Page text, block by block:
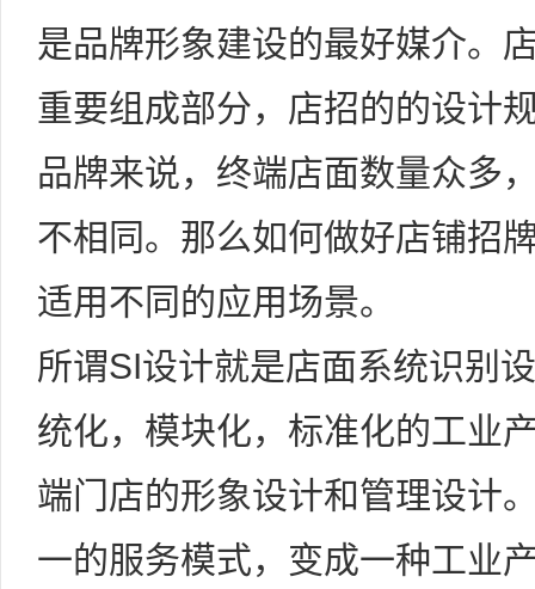
是品牌形象建设的最好媒介。
重要组成部分，店招的的设计
品牌来说，终端店面数量众多
不相同。那么如何做好店铺招
适用不同的应用场景。
所谓SI设计就是店面系统识别
统化，模块化，标准化的工业
端门店的形象设计和管理设计
一的服务模式，变成一种工业